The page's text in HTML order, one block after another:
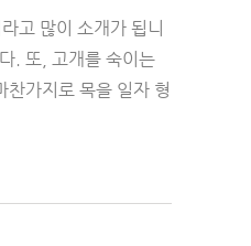
고 많이 소개가 됩니
. 또, 고개를 숙이는
가지로 목을 일자 형